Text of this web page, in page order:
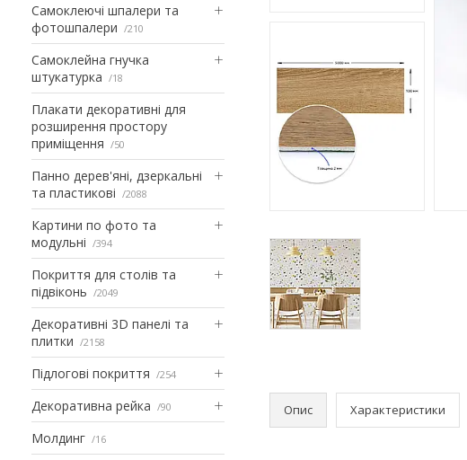
Самоклеючі шпалери та
фотошпалери
210
Самоклейна гнучка
штукатурка
18
Плакати декоративні для
розширення простору
приміщення
50
Панно дерев'яні, дзеркальні
та пластикові
2088
Картини по фото та
модульні
394
Покриття для столів та
підвіконь
2049
Декоративні 3D панелі та
плитки
2158
Підлогові покриття 254
Декоративна рейка 90
Молдинг 16
Опис Характеристики